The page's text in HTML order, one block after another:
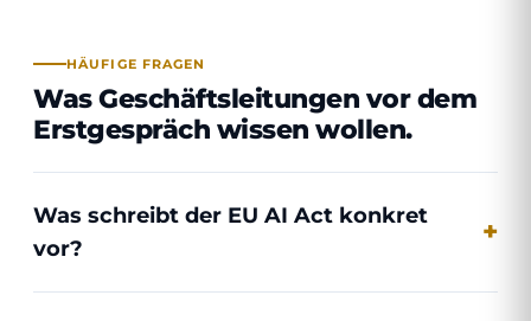
HÄUFIGE FRAGEN
Was Geschäftsleitungen vor dem
Erstgespräch wissen wollen.
Was schreibt der EU AI Act konkret
vor?